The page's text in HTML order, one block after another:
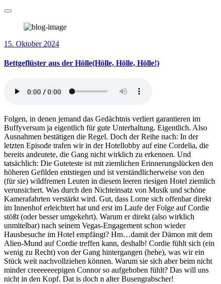
Zum
springen
Hotel Hyperion
15. Oktober 2024
Bettgeflüster aus der Hölle(Hölle, Hölle, Hölle!)
Folgen, in denen jemand das Gedächtnis verliert garantieren im
Buffyversum ja eigentlich für gute Unterhaltung. Eigentlich. Also
Ausnahmen bestätigen die Regel. Doch der Reihe nach: In der
letzten Episode trafen wir in der Hotellobby auf eine Cordelia, die
bereits andeutete, die Gang nicht wirklich zu erkennen. Und
tatsächlich: Die Guteteste ist mit ziemlichen Erinnerungslücken den
höheren Gefilden entstiegen und ist verständlicherweise von den
(für sie) wildfremen Leuten in diesem leeren riesigen Hotel ziemlich
verunsichert. Was durch den Nichteinsatz von Musik und schöne
Kamerafahrten verstärkt wird. Gut, dass Lorne sich offenbar direkt
im Innenhof erleichtert hat und erst im Laufe der Folge auf Cordie
stößt (oder besser umgekehrt). Warum er direkt (also wirklich
unmitelbar) nach seinem Vegas-Engagement schon wieder
Hausbesuche im Hotel empfängt? Hm…damit der Dämon mit dem
Alien-Mund auf Cordie treffen kann, deshalb! Cordie fühlt sich (ein
wenig zu Recht) von der Gang hintergangen (hehe), was wir ein
Stück weit nachvollziehen können. Warum sie sich aber beim nicht
minder creeeeeeepigen Connor so aufgehoben fühlt? Das will uns
nicht in den Kopf. Dat is doch n alter Busengrabscher!